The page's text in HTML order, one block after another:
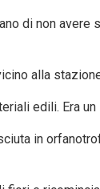
di non
alla
edili. Era
in